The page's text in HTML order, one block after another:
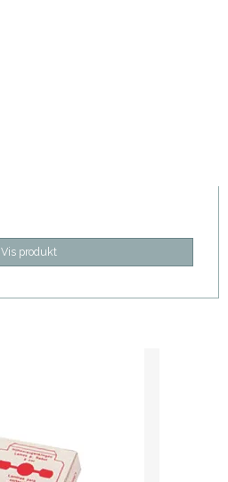
Vis produkt